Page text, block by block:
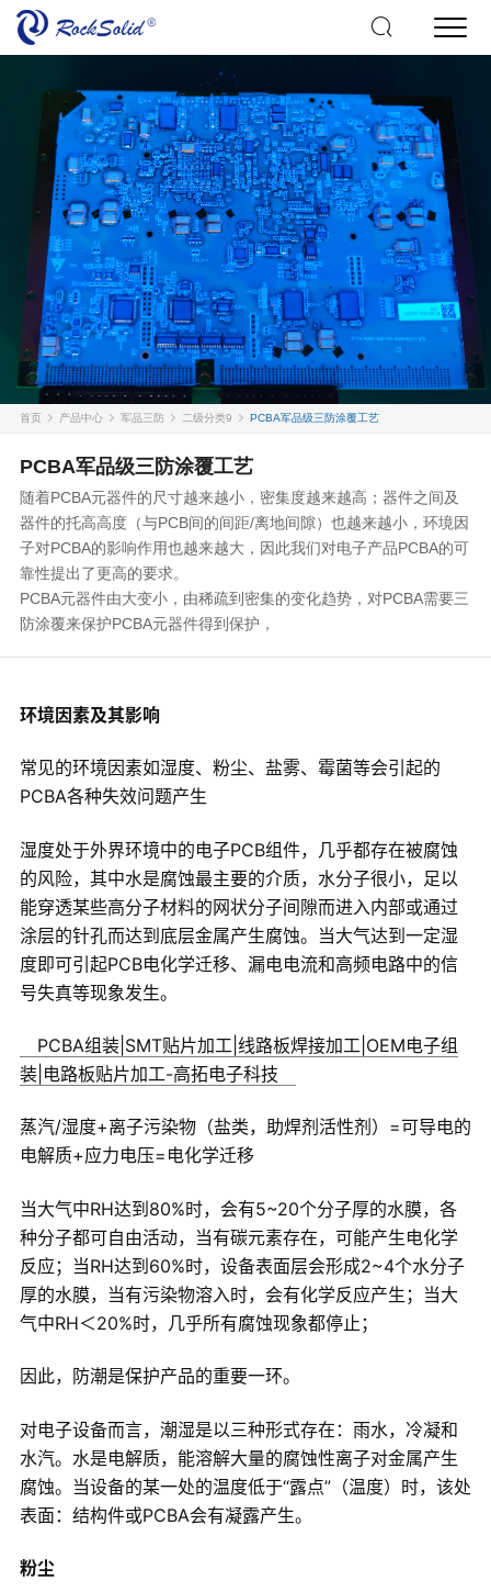
首页 产品中心 军品三防 二级分类9 PCBA军品级三防涂覆工艺
PCBA军品级三防涂覆工艺
随着PCBA元器件的尺寸越来越小，密集度越来越高；器件之间及
器件的托高高度（与PCB间的间距/离地间隙）也越来越小，环境因
子对PCBA的影响作用也越来越大，因此我们对电子产品PCBA的可
靠性提出了更高的要求。
PCBA元器件由大变小，由稀疏到密集的变化趋势，对PCBA需要三
防涂覆来保护PCBA元器件得到保护，
环境因素及其影响
常见的环境因素如湿度、粉尘、盐雾、霉菌等会引起的
PCBA各种失效问题产生
湿度处于外界环境中的电子PCB组件，几乎都存在被腐蚀
的风险，其中水是腐蚀最主要的介质，水分子很小，足以
能穿透某些高分子材料的网状分子间隙而进入内部或通过
涂层的针孔而达到底层金属产生腐蚀。当大气达到一定湿
度即可引起PCB电化学迁移、漏电电流和高频电路中的信
号失真等现象发生。
PCBA组装|SMT贴片加工|线路板焊接加工|OEM电子组
装|电路板贴片加工-高拓电子科技
蒸汽/湿度+离子污染物（盐类，助焊剂活性剂）=可导电的
电解质+应力电压=电化学迁移
当大气中RH达到80%时，会有5~20个分子厚的水膜，各
种分子都可自由活动，当有碳元素存在，可能产生电化学
反应；当RH达到60%时，设备表面层会形成2~4个水分子
厚的水膜，当有污染物溶入时，会有化学反应产生；当大
气中RH＜20%时，几乎所有腐蚀现象都停止；
因此，防潮是保护产品的重要一环。
对电子设备而言，潮湿是以三种形式存在：雨水，冷凝和
水汽。水是电解质，能溶解大量的腐蚀性离子对金属产生
腐蚀。当设备的某一处的温度低于“露点”（温度）时，该处
表面：结构件或PCBA会有凝露产生。
粉尘